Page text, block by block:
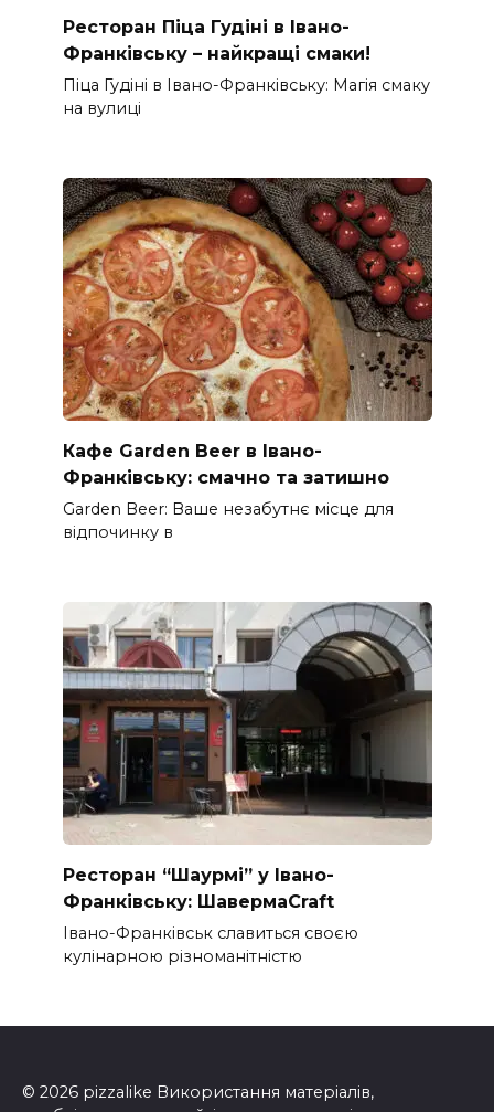
Ресторан Піца Гудіні в Івано-
Франківську – найкращі смаки!
Піца Гудіні в Івано-Франківську: Магія смаку
на вулиці
Кафе Garden Beer в Івано-
Франківську: смачно та затишно
Garden Beer: Ваше незабутнє місце для
відпочинку в
Ресторан “Шаурмі” у Івано-
Франківську: ШавермаCraft
Івано-Франківськ славиться своєю
кулінарною різноманітністю
© 2026 pizzalike Використання матеріалів,